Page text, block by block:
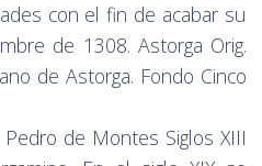
con el fin de acabar su
de 1308. Astorga Orig.
de Astorga. Fondo Cinco
de Montes Siglos XIII